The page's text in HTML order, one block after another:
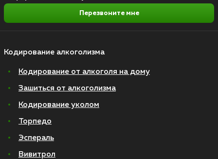
Кодирование алкоголизма
Кодирование от алкоголя на дому
Зашиться от алкоголизма
Кодирование уколом
Торпедо
Эспераль
Вивитрол
Перезвоните мне